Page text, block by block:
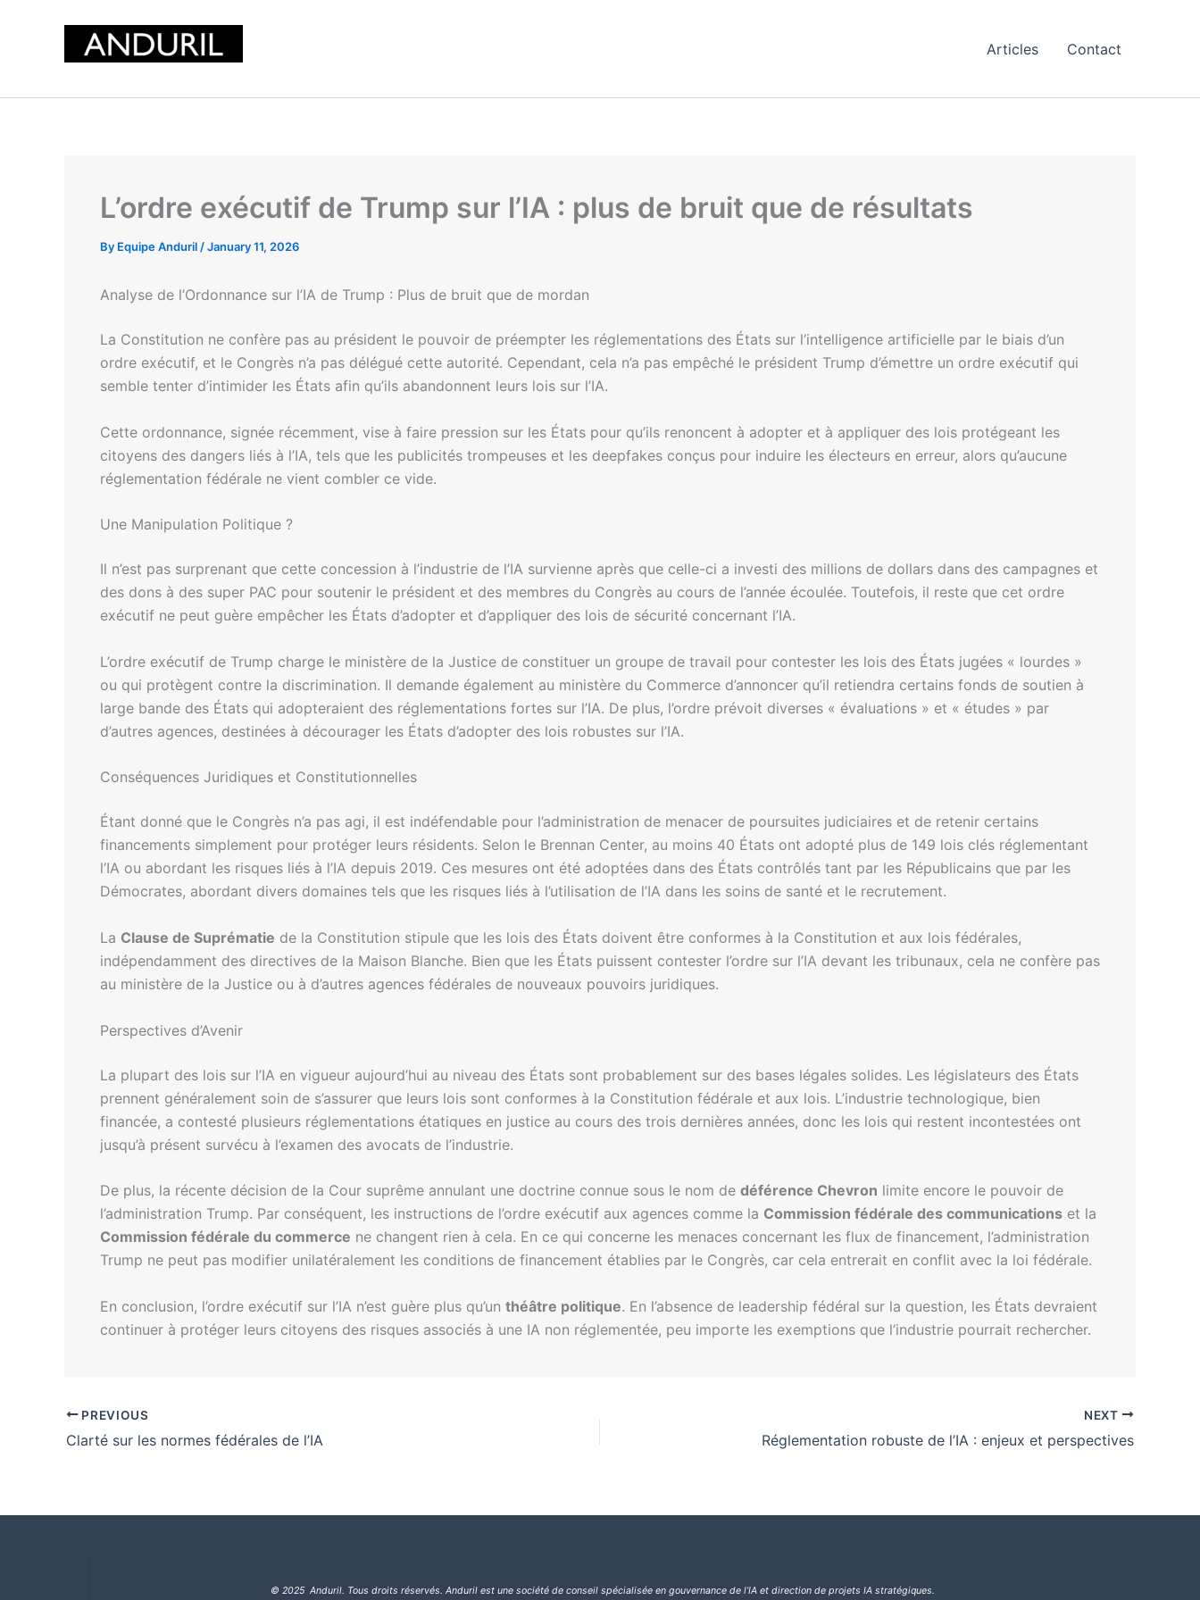
Articles Contact
L’ordre exécutif de Trump sur l’IA : plus de bruit que de résultats
By Equipe Anduril /January 11, 2026
Analyse de l’Ordonnance sur l’IA de Trump : Plus de bruit que de mordan
La Constitution ne confère pas au président le pouvoir de préempter les réglementations des États sur l’intelligence artificielle par le biais d’un
ordre exécutif, et le Congrès n’a pas délégué cette autorité. Cependant, cela n’a pas empêché le président Trump d’émettre un ordre exécutif qui
semble tenter d’intimider les États afin qu’ils abandonnent leurs lois sur l’IA.
Cette ordonnance, signée récemment, vise à faire pression sur les États pour qu’ils renoncent à adopter et à appliquer des lois protégeant les
citoyens des dangers liés à l’IA, tels que les publicités trompeuses et les deepfakes conçus pour induire les électeurs en erreur, alors qu’aucune
réglementation fédérale ne vient combler ce vide.
Une Manipulation Politique ?
Il n’est pas surprenant que cette concession à l’industrie de l’IA survienne après que celle-ci a investi des millions de dollars dans des campagnes et
des dons à des super PAC pour soutenir le président et des membres du Congrès au cours de l’année écoulée. Toutefois, il reste que cet ordre
exécutif ne peut guère empêcher les États d’adopter et d’appliquer des lois de sécurité concernant l’IA.
L’ordre exécutif de Trump charge le ministère de la Justice de constituer un groupe de travail pour contester les lois des États jugées « lourdes »
ou qui protègent contre la discrimination. Il demande également au ministère du Commerce d’annoncer qu’il retiendra certains fonds de soutien à
large bande des États qui adopteraient des réglementations fortes sur l’IA. De plus, l’ordre prévoit diverses « évaluations » et « études » par
d’autres agences, destinées à décourager les États d’adopter des lois robustes sur l’IA.
Conséquences Juridiques et Constitutionnelles
Étant donné que le Congrès n’a pas agi, il est indéfendable pour l’administration de menacer de poursuites judiciaires et de retenir certains
financements simplement pour protéger leurs résidents. Selon le Brennan Center, au moins 40 États ont adopté plus de 149 lois clés réglementant
l’IA ou abordant les risques liés à l’IA depuis 2019. Ces mesures ont été adoptées dans des États contrôlés tant par les Républicains que par les
Démocrates, abordant divers domaines tels que les risques liés à l’utilisation de l’IA dans les soins de santé et le recrutement.
La Clause de Suprématie de la Constitution stipule que les lois des États doivent être conformes à la Constitution et aux lois fédérales,
indépendamment des directives de la Maison Blanche. Bien que les États puissent contester l’ordre sur l’IA devant les tribunaux, cela ne confère pas
au ministère de la Justice ou à d’autres agences fédérales de nouveaux pouvoirs juridiques.
Perspectives d’Avenir
La plupart des lois sur l’IA en vigueur aujourd’hui au niveau des États sont probablement sur des bases légales solides. Les législateurs des États
prennent généralement soin de s’assurer que leurs lois sont conformes à la Constitution fédérale et aux lois. L’industrie technologique, bien
financée, a contesté plusieurs réglementations étatiques en justice au cours des trois dernières années, donc les lois qui restent incontestées ont
jusqu’à présent survécu à l’examen des avocats de l’industrie.
De plus, la récente décision de la Cour suprême annulant une doctrine connue sous le nom de déférence Chevron limite encore le pouvoir de
l’administration Trump. Par conséquent, les instructions de l’ordre exécutif aux agences comme la Commission fédérale des communications et la
Commission fédérale du commerce ne changent rien à cela. En ce qui concerne les menaces concernant les flux de financement, l’administration
Trump ne peut pas modifier unilatéralement les conditions de financement établies par le Congrès, car cela entrerait en conflit avec la loi fédérale.
En conclusion, l’ordre exécutif sur l’IA n’est guère plus qu’un théâtre politique. En l’absence de leadership fédéral sur la question, les États devraient
continuer à protéger leurs citoyens des risques associés à une IA non réglementée, peu importe les exemptions que l’industrie pourrait rechercher.
PREVIOUS
Clarté sur les normes fédérales de l’IA
NEXT
Réglementation robuste de l’IA : enjeux et perspectives
© 2025 Anduril. Tous droits réservés. Anduril est une société de conseil spécialisée en gouvernance de l’IA et direction de projets IA stratégiques.